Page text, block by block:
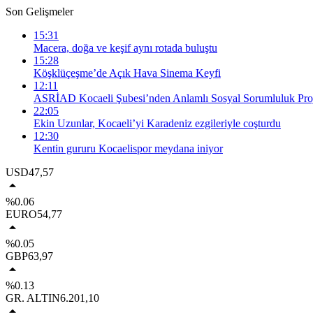
Son Gelişmeler
15:31
Macera, doğa ve keşif aynı rotada buluştu
15:28
Köşklüçeşme’de Açık Hava Sinema Keyfi
12:11
ASRİAD Kocaeli Şubesi’nden Anlamlı Sosyal Sorumluluk
22:05
Ekin Uzunlar, Kocaeli’yi Karadeniz ezgileriyle coşturdu
12:30
Kentin gururu Kocaelispor meydana iniyor
USD47,57
%0.06
EURO54,77
%0.05
GBP63,97
%0.13
GR. ALTIN6.201,10